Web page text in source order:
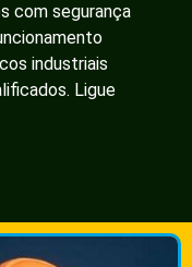
com segurança
industriais
Ligue